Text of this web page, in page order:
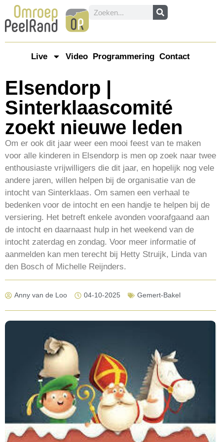
Live Video Programmering Contact
Elsendorp |
Sinterklaascomité
zoekt nieuwe leden
Om er ook dit jaar weer een mooi feest van te maken
voor alle kinderen in Elsendorp is men op zoek naar twee
enthousiaste vrijwilligers die dit jaar, en hopelijk nog vele
andere jaren, willen helpen bij de organisatie van de
intocht van Sinterklaas. Om samen een verhaal te
bedenken voor de intocht en een handje te helpen bij de
versiering. Het betreft enkele avonden voorafgaand aan
de intocht en daarnaast hulp in het weekend van de
intocht zaterdag en zondag. Voor meer informatie of
aanmelden kan men terecht bij Hetty Struijk, Linda van
den Bosch of Michelle Reijnders.
Anny van de Loo 04-10-2025 Gemert-Bakel